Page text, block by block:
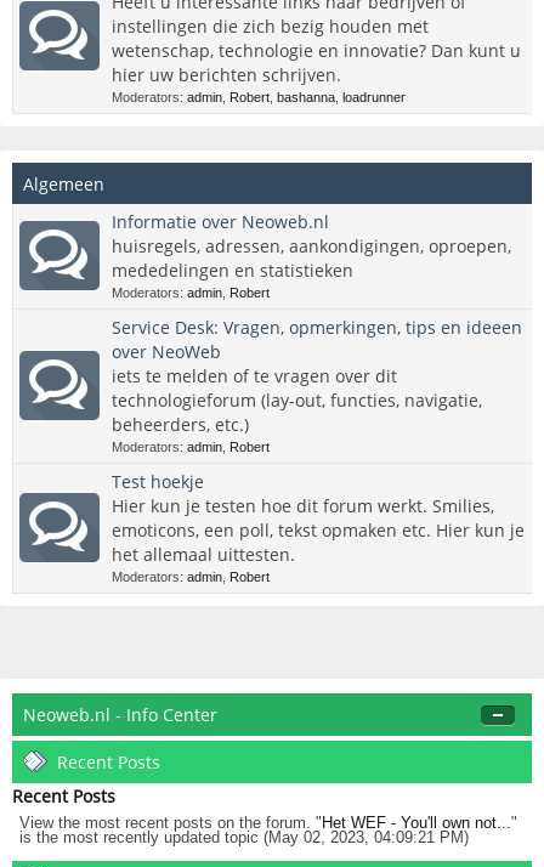
instellingen die zich bezig houden met
wetenschap, technologie en innovatie? Dan kunt u
hier uw berichten schrijven.
Moderators: admin Robert bashanna loadrunner
Algemeen
Informatie over Neoweb.nl
huisregels, adressen, aankondigingen, oproepen,
mededelingen en statistieken
Moderators: admin Robert
Service Desk: Vragen, opmerkingen, tips en ideeen
over NeoWeb
iets te melden of te vragen over dit
technologieforum (lay-out, functies, navigatie,
beheerders, etc.)
Moderators: admin Robert
Test hoekje
Hier kun je testen hoe dit forum werkt. Smilies,
emoticons, een poll, tekst opmaken etc. Hier kun je
het allemaal uittesten.
Moderators: admin Robert
Neoweb.nl - Info Center
Recent Posts
Recent Posts
View the most recent posts on the forum. " Het WEF - You'll own not..."
is the most recently updated topic (May 02, 2023, 04:09:21 PM)